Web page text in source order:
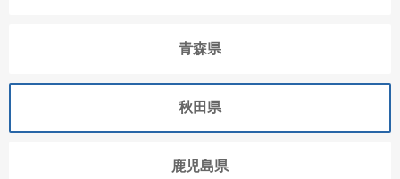
青森県
秋田県
鹿児島県